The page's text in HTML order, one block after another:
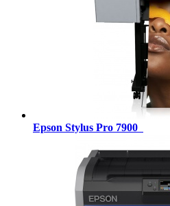
Epson Stylus Pro 7900